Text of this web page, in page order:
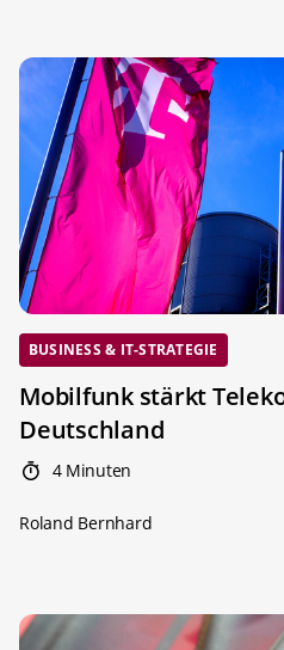
BUSINESS & IT-STRATEGIE
Mobilfunk stärkt
Deutschland
4 Minuten
Roland Bernhard